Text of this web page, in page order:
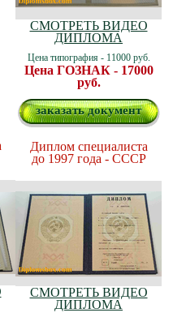
СМОТРЕТЬ ВИДЕО
ДИПЛОМА
Цена типография - 11000 руб.
Цена ГОЗНАК - 17000
руб.
заказать документ
Диплом специалиста
до 1997 года - СССР
СМОТРЕТЬ ВИДЕО
ДИПЛОМА